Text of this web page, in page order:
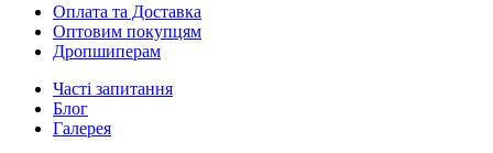
Оплата та Доставка
Оптовим покупцям
Дропшиперам
Часті запитання
Блог
Галерея